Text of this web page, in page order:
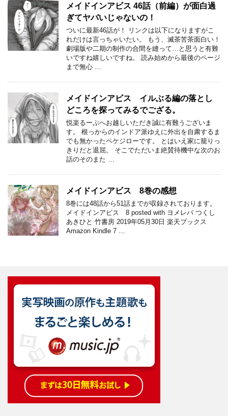
メイドインアビス 46話（前編）が面白過
ぎてヤバいじゃないの！
ついに最新46話が！ リンクは以下になりますがこ
れだけは言っちゃいたい。 もう、滅茶苦茶面白い！
劇場版や二期の制作の合間を縫って…と思うと有難
いですね嬉しいですね。 読み始めから最後のページ
まで無心 …
メイドインアビス イルぶる編の落とし
どころを探ってみるでござる。
悦楽るーぷへお越しいただき誠に有難うございま
す。 根っからのインドア派ゆえに外出を自粛するま
でも無かったペケジローです。 とはいえ家に籠りっ
きりだと退屈。 そこでただいま絶賛待機中な次のお
話のそのまた …
メイドインアビス 8巻の感想
8巻には48話から51話までが収録されております。
メイドインアビス 8 posted with ヨメレバ つくし
あきひと 竹書房 2019年05月30日 楽天ブックス
Amazon Kindle 7 …